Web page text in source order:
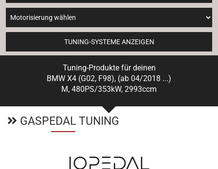
TUNING-SYSTEME ANZEIGEN
Tuning-Produkte für deinen
BMW X4 (G02, F98), (ab 04/2018 ...)
M, 480PS/353kW, 2993ccm
GASPEDAL TUNING